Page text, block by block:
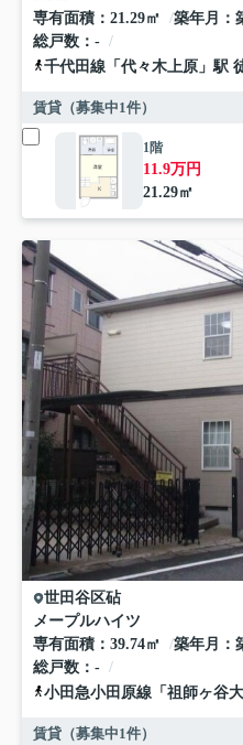
専有面積
21.29㎡ 築年月
総戸数
-
千代田線 「 代々木上原 」駅
賃貸（募集中1件）
1階
11.9万円
21.29㎡
世田谷区砧
メープルハイツ
専有面積
39.74㎡ 築年月
総戸数
-
小田急小田原線 「 祖師ヶ谷
賃貸（募集中1件）